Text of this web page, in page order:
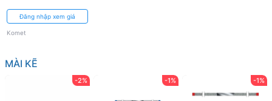
Đăng nhập xem giá
Komet
MÀI KẼ
-2% -1% -1%